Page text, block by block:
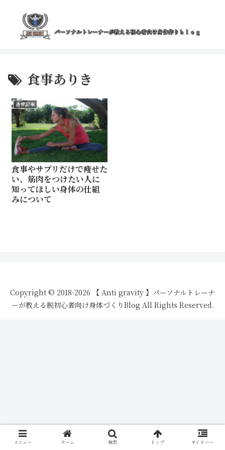
食事ありき
通常記事
食事やサプリだけで痩せた
い、筋肉をつけたい人に
知ってほしい身体の仕組
みについて
Copyright © 2018-2026 【 Anti gravity 】パーソナルトレーナ
ーが教える脱初心者向け身体づくりBlog All Rights Reserved.
メニュー ホーム 検索 トップ サイドバー